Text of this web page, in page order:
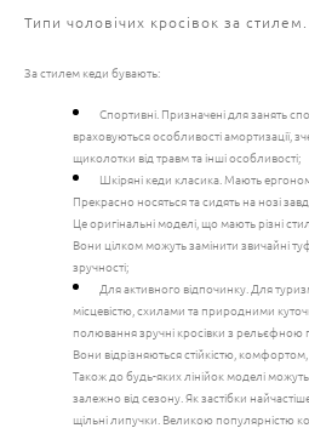
Типи чоловічих кросівок за стилем.
За стилем кеди бувають:
Спортивні. Призначені для занять
враховуються особливості амортизації,
щиколотки від травм та інші особливості;
Шкіряні кеди класика. Мають
Прекрасно носяться та сидять на нозі
Це оригінальні моделі, що мають різні
Вони цілком можуть замінити звичайні
зручності;
Для активного відпочинку. Для
місцевістю, схилами та природними
полювання зручні кросівки з
Вони відрізняються стійкістю, комфортом,
Також до будь-яких лінійок моделі
залежно від сезону. Як застібки
щільні липучки. Великою популярністю